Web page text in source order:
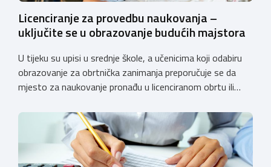
Licenciranje za provedbu naukovanja –
uključite se u obrazovanje budućih majstora
U tijeku su upisi u srednje škole, a učenicima koji odabiru
obrazovanje za obrtnička zanimanja preporučuje se da
mjesto za naukovanje pronađu u licenciranom obrtu ili
koji još nemaju licenciju da pokrenu postupak
licenciranja kako bi budućim učenicima omogućili
kvalitetno i sigurno stjecanje praktičnih znanja, a
istodobno ulagali u razvoj […]